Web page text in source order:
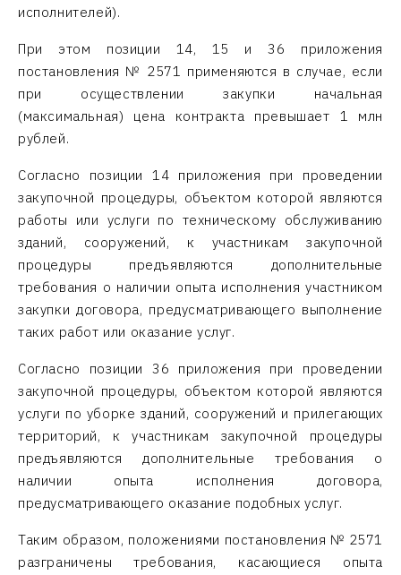
исполнителей).
При этом позиции 14, 15 и 36 приложения
постановления № 2571 применяются в случае, если
при осуществлении закупки начальная
(максимальная) цена контракта превышает 1 млн
рублей.
Согласно позиции 14 приложения при проведении
закупочной процедуры, объектом которой являются
работы или услуги по техническому обслуживанию
зданий, сооружений, к участникам закупочной
процедуры предъявляются дополнительные
требования о наличии опыта исполнения участником
закупки договора, предусматривающего выполнение
таких работ или оказание услуг.
Согласно позиции 36 приложения при проведении
закупочной процедуры, объектом которой являются
услуги по уборке зданий, сооружений и прилегающих
территорий, к участникам закупочной процедуры
предъявляются дополнительные требования о
наличии опыта исполнения договора,
предусматривающего оказание подобных услуг.
Таким образом, положениями постановления № 2571
разграничены требования, касающиеся опыта